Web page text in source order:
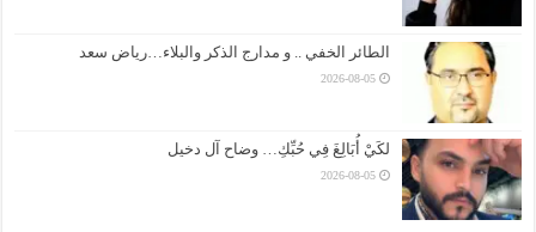
الطائر الخفي .. و مدارج الذكر والبلاء…رياض سعد
2026-08-05
لكَيْ أُبَالِغَ فِي حُبِّكِ… وضاح آل دخيل
2026-08-05